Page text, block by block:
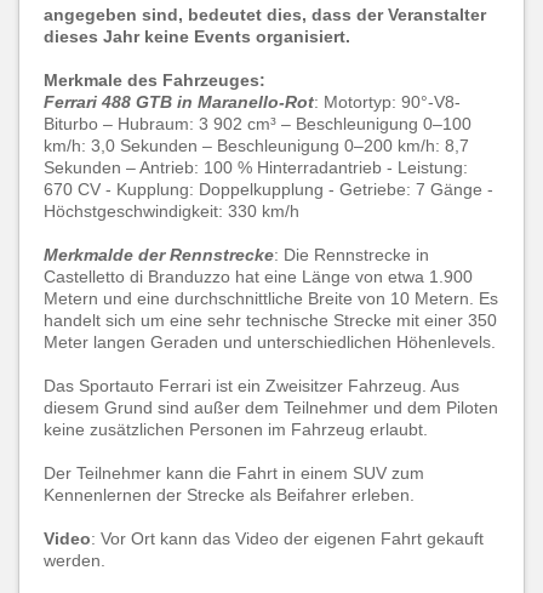
angegeben sind, bedeutet dies, dass der Veranstalter
dieses Jahr keine Events organisiert.
Merkmale des Fahrzeuges:
Ferrari 488 GTB in Maranello-Rot: Motortyp: 90°-V8-
Biturbo – Hubraum: 3 902 cm³ – Beschleunigung 0–100
km/h: 3,0 Sekunden – Beschleunigung 0–200 km/h: 8,7
Sekunden – Antrieb: 100 % Hinterradantrieb - Leistung:
670 CV - Kupplung: Doppelkupplung - Getriebe: 7 Gänge -
Höchstgeschwindigkeit: 330 km/h
Merkmalde der Rennstrecke: Die Rennstrecke in
Castelletto di Branduzzo hat eine Länge von etwa 1.900
Metern und eine durchschnittliche Breite von 10 Metern. Es
handelt sich um eine sehr technische Strecke mit einer 350
Meter langen Geraden und unterschiedlichen Höhenlevels.
Das Sportauto Ferrari ist ein Zweisitzer Fahrzeug. Aus
diesem Grund sind außer dem Teilnehmer und dem Piloten
keine zusätzlichen Personen im Fahrzeug erlaubt.
Der Teilnehmer kann die Fahrt in einem SUV zum
Kennenlernen der Strecke als Beifahrer erleben.
Video: Vor Ort kann das Video der eigenen Fahrt gekauft
werden.